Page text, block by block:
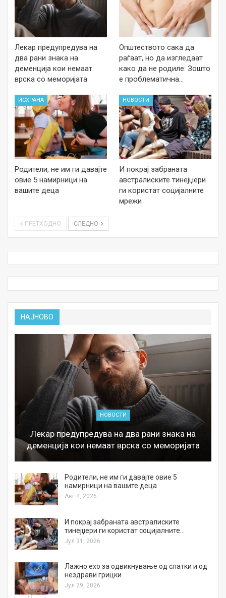
Лекар предупредува на
два рани знака на
деменција кои немаат
врска со меморијата
Општеството сака да
раѓаат, но да изгледаат
како да не родиле: Зошто
е проблематична…
ИСХРАНА
Родители, не им ги давајте
овие 5 намирници на
вашите деца
НОВОСТИ
И покрај забраната
австралиските тинејџери
ги користат социјалните
мрежи
ПРЕТХОДНО СЛЕДНО
НАЈНОВО
НОВОСТИ
Лекар предупредува на два рани знака на
деменција кои немаат врска со меморијата
Родители, не им ги давајте овие 5
намирници на вашите деца
Авг 4, 2026
И покрај забраната австралиските
тинејџери ги користат социјалните…
Јул 31, 2026
Лажно ехо за одвикнување од слатки и од
нездрави грицки
Јул 29, 2026